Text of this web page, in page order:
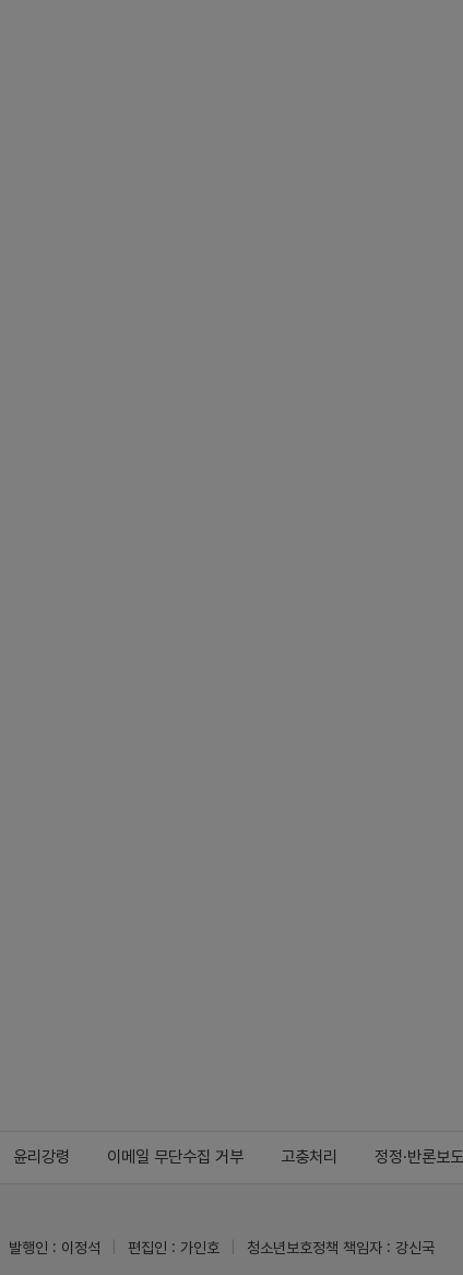
윤리강령 이메일 무단수집 거부 고충처리 정정·반론보도
발행인 : 이정석 편집인 : 가인호
청소년보호정책 책임자 : 강신국